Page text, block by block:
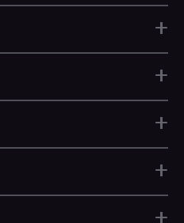
+
+
+
+
+